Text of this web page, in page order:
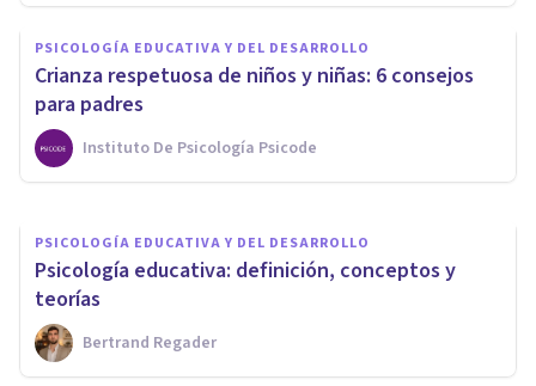
PSICOLOGÍA EDUCATIVA Y DEL DESARROLLO
Crianza respetuosa de niños y niñas: 6 consejos
para padres
Instituto De Psicología Psicode
Andragogía: el aprendizaje en
edades avanzadas
Elisabet Rodríguez Camón
PSICOLOGÍA EDUCATIVA Y DEL DESARROLLO
Psicología educativa: definición, conceptos y
teorías
Bertrand Regader